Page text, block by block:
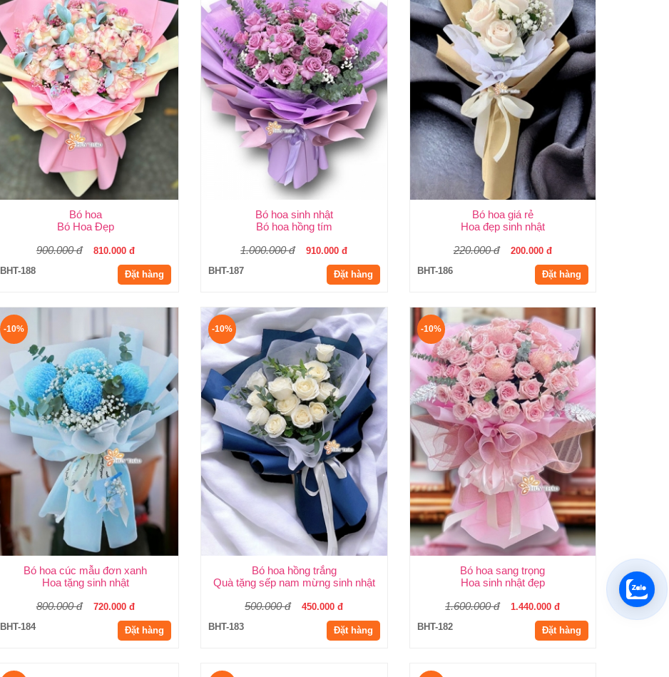
Bó hoa
Bó Hoa Đẹp
900.000 đ
810.000 đ
BHT-188
Đặt hàng
Bó hoa sinh nhật
Bó hoa hồng tím
1.000.000 đ
910.000 đ
BHT-187
Đặt hàng
Bó hoa giá rẻ
Hoa đẹp sinh nhật
220.000 đ
200.000 đ
BHT-186
Đặt hàng
-10%
Bó hoa cúc mẫu đơn xanh
Hoa tặng sinh nhật
800.000 đ
720.000 đ
BHT-184
Đặt hàng
-10%
Bó hoa hồng trắng
Quà tặng sếp nam mừng sinh nhật
500.000 đ
450.000 đ
BHT-183
Đặt hàng
-10%
Bó hoa sang trọng
Hoa sinh nhật đẹp
1.600.000 đ
1.440.000 đ
BHT-182
Đặt hàng